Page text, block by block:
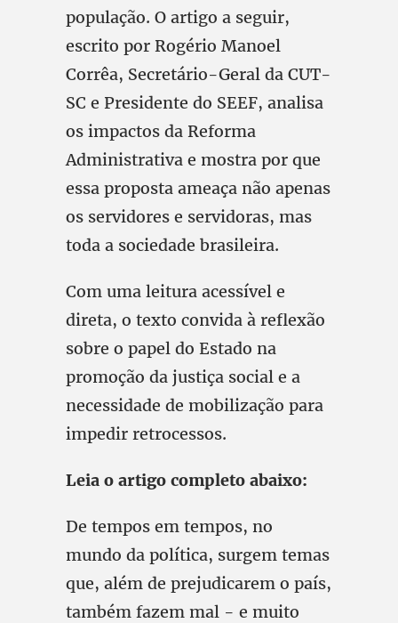
população. O artigo a seguir,
escrito por Rogério Manoel
Corrêa, Secretário-Geral da CUT-
SC e Presidente do SEEF, analisa
os impactos da Reforma
Administrativa e mostra por que
essa proposta ameaça não apenas
os servidores e servidoras, mas
toda a sociedade brasileira.
Com uma leitura acessível e
direta, o texto convida à reflexão
sobre o papel do Estado na
promoção da justiça social e a
necessidade de mobilização para
impedir retrocessos.
Leia o artigo completo abaixo:
De tempos em tempos, no
mundo da política, surgem temas
que, além de prejudicarem o país,
também fazem mal - e muito